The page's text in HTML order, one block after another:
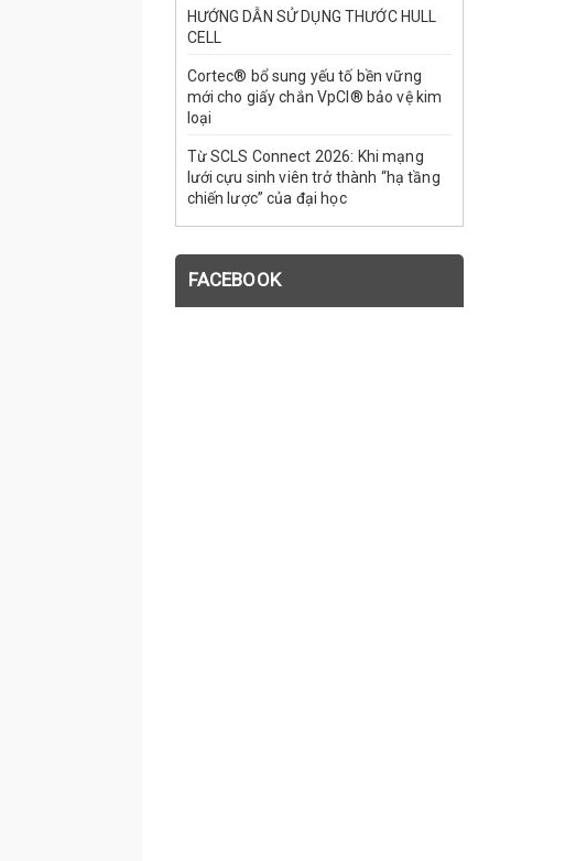
HƯỚNG DẪN SỬ DỤNG THƯỚC HULL
CELL
Cortec® bổ sung yếu tố bền vững
mới cho giấy chắn VpCI® bảo vệ kim
loại
Từ SCLS Connect 2026: Khi mạng
lưới cựu sinh viên trở thành “hạ tầng
chiến lược” của đại học
FACEBOOK